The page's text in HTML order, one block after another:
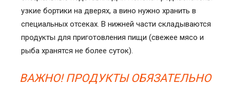
узкие бортики на дверях, а вино нужно хранить в
специальных отсеках. В нижней части складываются
продукты для приготовления пищи (свежее мясо и
рыба хранятся не более суток).
ВАЖНО! ПРОДУКТЫ ОБЯЗАТЕЛЬНО